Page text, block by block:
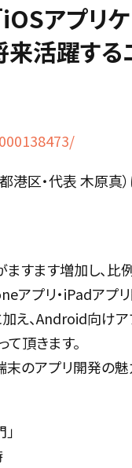
アプリ
来活躍す
港区・代表 木原真
ますます増加し、
アプリ・iPadアプ
え、Android向け
頂きます。
末のアプリ開発の